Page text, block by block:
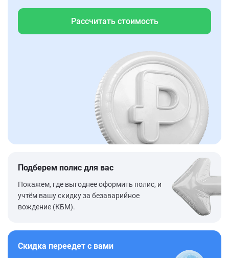
Рассчитать стоимость
Подберем полис для вас
Покажем, где выгоднее оформить полис, и
учтём вашу скидку за безаварийное
вождение (КБМ).
Скидка переедет с вами